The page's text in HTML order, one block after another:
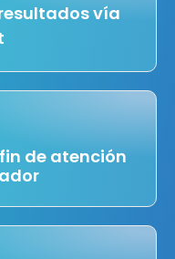
vía
de atención